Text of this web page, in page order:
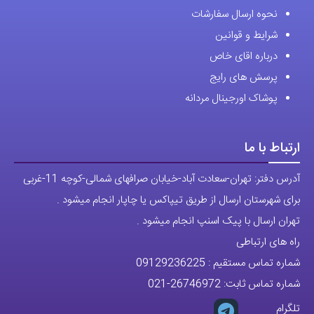
نحوه ارسال سفارشات
شرایط و قوانین
درباره اقای خاص
پرسش های رایج
پوشاک اورجینال مردانه
ارتباط با ما
آدرس دفتر: تهران-سعادت آباد-خیابان صرافهای شمالی-کوچه 11-غربی
برای شهرستان ارسال از طریق تیپاکس یا چاپار انجام میشود .
تهران ارسال با پیک اسنپ انجام میشود .
راه های ارتباطی
شماره تماس مستقیم : 09129236225
شماره تماس ثابت: 26746972
-021
تلگرام